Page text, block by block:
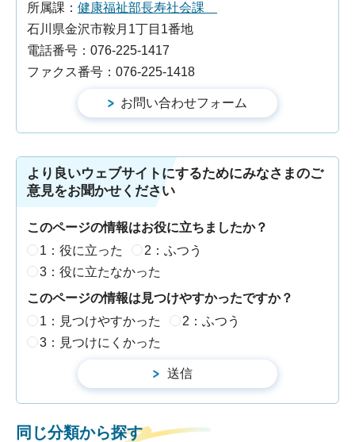
所属課： 健康福祉部長寿社会課
石川県金沢市鞍月1丁目1番地
電話番号：076-225-1417
ファクス番号：076-225-1418
より良いウェブサイトにするためにみなさまのご
意見をお聞かせください
このページの情報はお役に立ちましたか？
1：役に立った
2：ふつう
3：役に立たなかった
このページの情報は見つけやすかったですか？
1：見つけやすかった
2：ふつう
3：見つけにくかった
同じ分類から探す